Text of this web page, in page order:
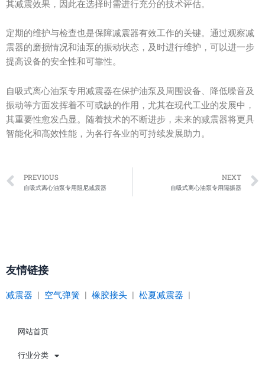
其减震效果，因此在选择时需进行充分的技术评估。
定期的维护与检查也是保障减震器有效工作的关键。通过观察减
震器的磨损情况和油泵的振动状态，及时进行维护，可以进一步
提高设备的安全性和可靠性。
自吸式离心油泵专用减震器在保护油泵及周围设备、降低噪音及
振动等方面发挥着不可或缺的作用，尤其在现代工业的发展中，
其重要性愈发凸显。随着技术的不断进步，未来的减震器将更具
智能化和高效性能，为各行各业的可持续发展助力。
Prev
PREVIOUS
自吸式离心油泵专用阻尼减震器
NEXT
自吸式离心油泵专用隔振器
友情链接
减震器 空气弹簧 橡胶接头 松夏减震器
网站首页
行业分类